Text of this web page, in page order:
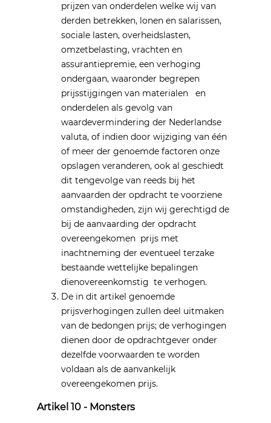
prijzen van onderdelen welke wij van
derden betrekken, lonen en salarissen,
sociale lasten, overheidslasten,
omzetbelasting, vrachten en
assurantiepremie, een verhoging
ondergaan, waaronder begrepen
prijsstijgingen van materialen en
onderdelen als gevolg van
waardevermindering der Nederlandse
valuta, of indien door wijziging van één
of meer der genoemde factoren onze
opslagen veranderen, ook al geschiedt
dit tengevolge van reeds bij het
aanvaarden der opdracht te voorziene
omstandigheden, zijn wij gerechtigd de
bij de aanvaarding der opdracht
overeengekomen prijs met
inachtneming der eventueel terzake
bestaande wettelijke bepalingen
dienovereenkomstig te verhogen.
De in dit artikel genoemde
prijsverhogingen zullen deel uitmaken
van de bedongen prijs; de verhogingen
dienen door de opdrachtgever onder
dezelfde voorwaarden te worden
voldaan als de aanvankelijk
overeengekomen prijs.
Artikel 10 - Monsters